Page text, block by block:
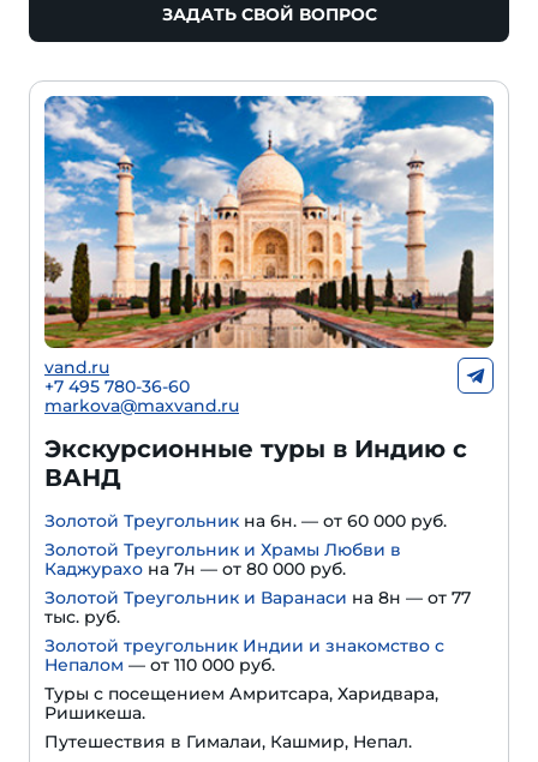
ЗАДАТЬ СВОЙ ВОПРОС
vand.ru
+7 495 780-36-60
markova@maxvand.ru
Экскурсионные туры в Индию с
ВАНД
Золотой Треугольник на 6н. — от 60 000 руб.
Золотой Треугольник и Храмы Любви в
Каджурахо на 7н — от 80 000 руб.
Золотой Треугольник и Варанаси на 8н — от 77
тыс. руб.
Золотой треугольник Индии и знакомство с
Непалом — от 110 000 руб.
Туры с посещением Амритсара, Харидвара,
Ришикеша.
Путешествия в Гималаи, Кашмир, Непал.